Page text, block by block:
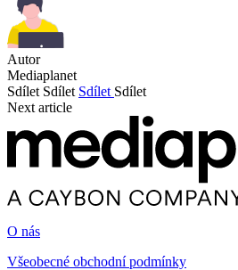
Autor
Mediaplanet
Sdílet Sdílet Sdílet Sdílet
Next article
O nás
Všeobecné obchodní podmínky